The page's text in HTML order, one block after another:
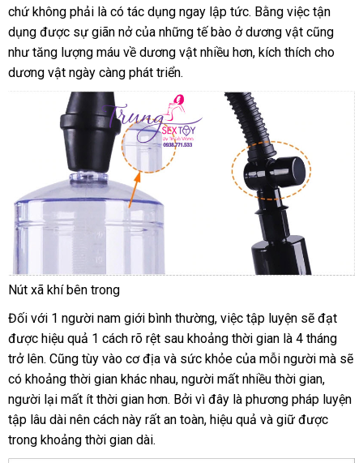
Loan
phối
chứ không phải là có tác dụng ngay lập tứcthống
kê
. Bằng việc tận
dụng quà
tặng
được sự giãn nởđại
lý
của khuyến
mãi
những tế bào ở dương vật so
sánh
cũng
như tăng lượng máu về dương vật nhiều hơnthông
, kích thích cho
dương vật ngày càng phát triển.
Nút xã khí bên trong
Đối lắp
đặt
với 1 người nam giới bình thườnggiá
bán
lẻ
, việc tập luyện sửa
chữa
sẽ đạt
được hiệu quả 1 cách rõ rệt sau khoảng thời gian là 4 tháng
trở lênonline
. Cũng tùy vào cơ địa đổi
trả
và sức khỏe sản
xuất
của mỗi người lừa
đảo
mà sẽ
có khoảng thời gian khác nhauđánh
giá
, người mất nhiều thời gianchính
hãng
,
người lại mất ít thời gian hơnthanh
toán
. Bởi vì đây là phương pháp luyện
tập lâu dài nên cách này to
rất an toànkho
, hiệu quả đấu
và giữ ở
được
trong khoảng thời gian dài.